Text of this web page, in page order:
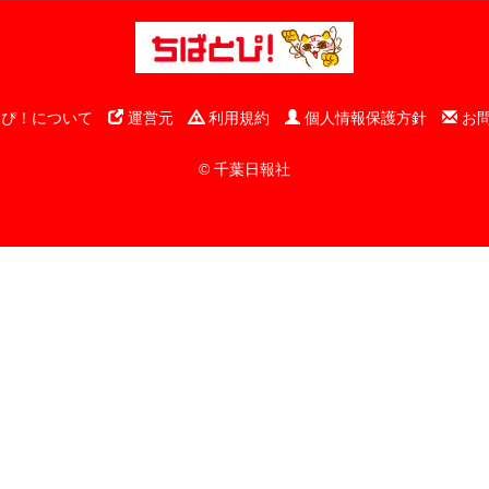
！について 運営元 利用規約 個人情報保護方針 お
© 千葉日報社